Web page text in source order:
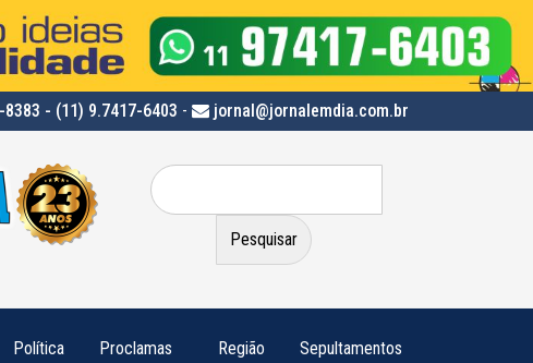
8383 - (11) 9.7417-6403 - jornal@jornalemdia.com.br
Pesquisar
por:
Política
Proclamas
Região Sepultamentos